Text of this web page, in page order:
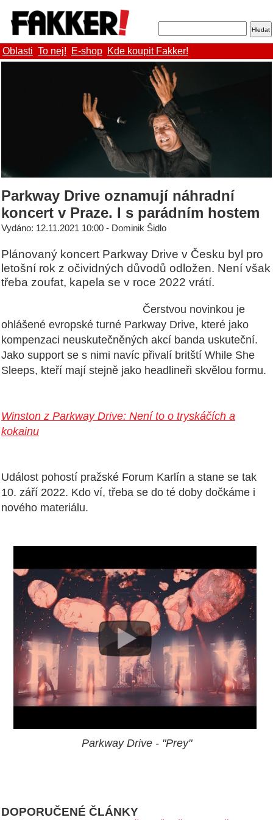
Oblasti To nej! E-shop Kde koupit Fakker!
Parkway Drive oznamují náhradní
koncert v Praze. I s parádním hostem
Vydáno: 12.11.2021 10:00 - Dominik Šidlo
Plánovaný koncert Parkway Drive v Česku byl pro
letošní rok z očividných důvodů odložen. Není však
třeba zoufat, kapela se v roce 2022 vrátí.
Čerstvou novinkou je
ohlášené evropské turné Parkway Drive, které jako
kompenzaci neuskutečněných akcí banda uskuteční.
Jako support se s nimi navíc přivalí britští While She
Sleeps, kteří mají stejně jako headlineři skvělou formu.
Winston z Parkway Drive: Není to o tryskáčích a
kokainu
Událost pohostí pražské Forum Karlín a stane se tak
10. září 2022. Kdo ví, třeba se do té doby dočkáme i
nového materiálu.
Parkway Drive - "Prey"
DOPORUČENÉ ČLÁNKY